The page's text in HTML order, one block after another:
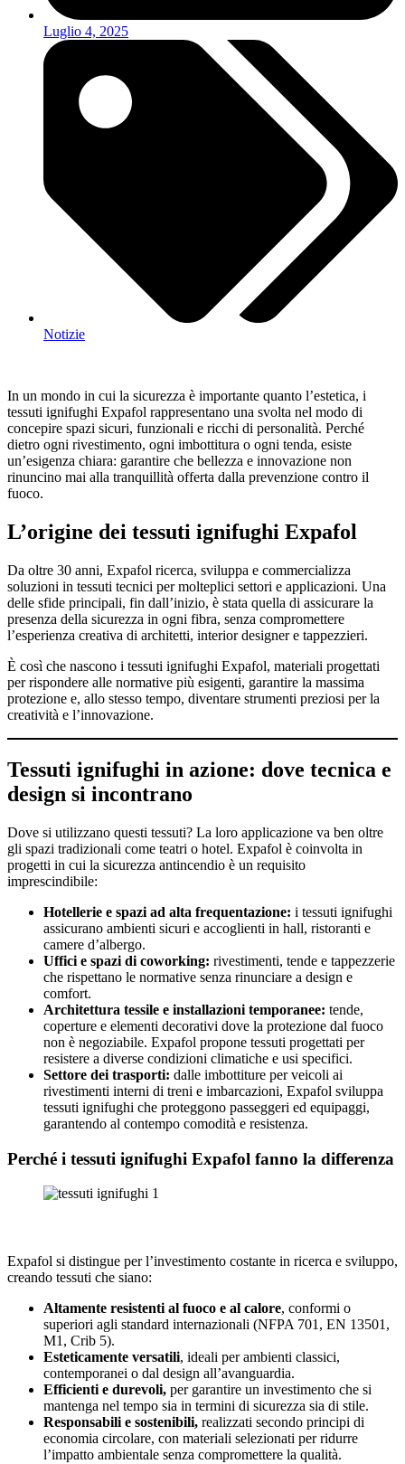
Luglio 4, 2025
Notizie
In un mondo in cui la sicurezza è importante quanto l’estetica, i
tessuti ignifughi Expafol rappresentano una svolta nel modo di
concepire spazi sicuri, funzionali e ricchi di personalità. Perché
dietro ogni rivestimento, ogni imbottitura o ogni tenda, esiste
un’esigenza chiara: garantire che bellezza e innovazione non
rinuncino mai alla tranquillità offerta dalla prevenzione contro il
fuoco.
L’origine dei tessuti ignifughi Expafol
Da oltre 30 anni, Expafol ricerca, sviluppa e commercializza
soluzioni in tessuti tecnici per molteplici settori e applicazioni. Una
delle sfide principali, fin dall’inizio, è stata quella di assicurare la
presenza della sicurezza in ogni fibra, senza compromettere
l’esperienza creativa di architetti, interior designer e tappezzieri.
È così che nascono i tessuti ignifughi Expafol, materiali progettati
per rispondere alle normative più esigenti, garantire la massima
protezione e, allo stesso tempo, diventare strumenti preziosi per la
creatività e l’innovazione.
Tessuti ignifughi in azione: dove tecnica e
design si incontrano
Dove si utilizzano questi tessuti? La loro applicazione va ben oltre
gli spazi tradizionali come teatri o hotel. Expafol è coinvolta in
progetti in cui la sicurezza antincendio è un requisito
imprescindibile:
Hotellerie e spazi ad alta frequentazione: i tessuti ignifughi
assicurano ambienti sicuri e accoglienti in hall, ristoranti e
camere d’albergo.
Uffici e spazi di coworking: rivestimenti, tende e tappezzerie
che rispettano le normative senza rinunciare a design e
comfort.
Architettura tessile e installazioni temporanee: tende,
coperture e elementi decorativi dove la protezione dal fuoco
non è negoziabile. Expafol propone tessuti progettati per
resistere a diverse condizioni climatiche e usi specifici.
Settore dei trasporti: dalle imbottiture per veicoli ai
rivestimenti interni di treni e imbarcazioni, Expafol sviluppa
tessuti ignifughi che proteggono passeggeri ed equipaggi,
garantendo al contempo comodità e resistenza.
Perché i tessuti ignifughi Expafol fanno la differenza
Expafol si distingue per l’investimento costante in ricerca e sviluppo,
creando tessuti che siano:
Altamente resistenti al fuoco e al calore, conformi o
superiori agli standard internazionali (NFPA 701, EN 13501,
M1, Crib 5).
Esteticamente versatili, ideali per ambienti classici,
contemporanei o dal design all’avanguardia.
Efficienti e durevoli, per garantire un investimento che si
mantenga nel tempo sia in termini di sicurezza sia di stile.
Responsabili e sostenibili, realizzati secondo principi di
economia circolare, con materiali selezionati per ridurre
l’impatto ambientale senza compromettere la qualità.